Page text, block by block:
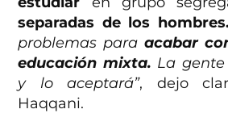
separadas de los hombres.
problemas para acabar
educación mixta. La
y lo aceptará”, dejo
Haqqani.